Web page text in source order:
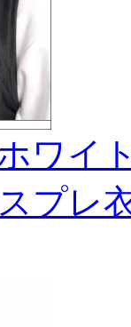
ワイ
プレ